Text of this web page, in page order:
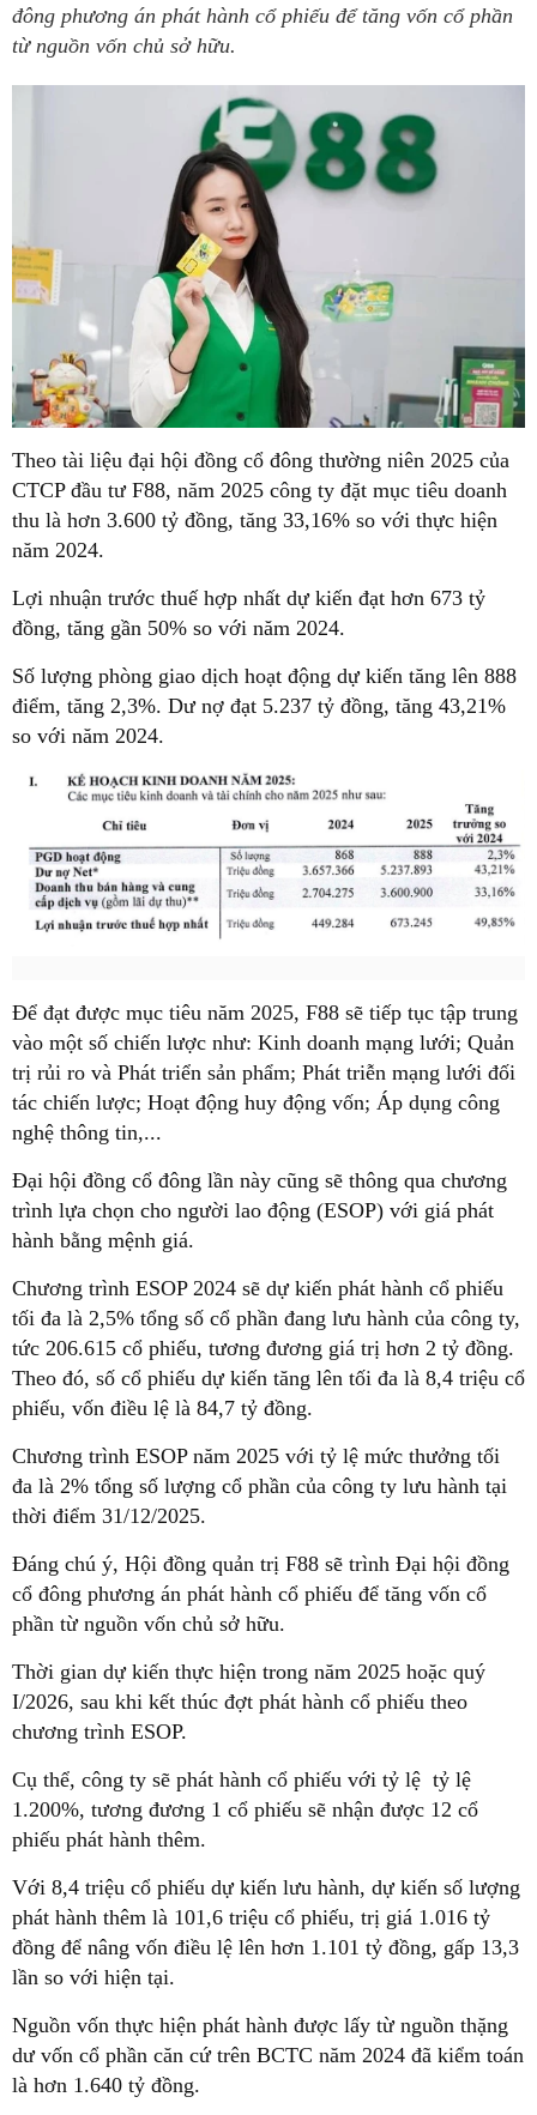
đông phương án phát hành cổ phiếu để tăng vốn cổ phần
từ nguồn vốn chủ sở hữu.
Theo tài liệu đại hội đồng cổ đông thường niên 2025 của
CTCP đầu tư F88, năm 2025 công ty đặt mục tiêu doanh
thu là hơn 3.600 tỷ đồng, tăng 33,16% so với thực hiện
năm 2024.
Lợi nhuận trước thuế hợp nhất dự kiến đạt hơn 673 tỷ
đồng, tăng gần 50% so với năm 2024.
Số lượng phòng giao dịch hoạt động dự kiến tăng lên 888
điểm, tăng 2,3%. Dư nợ đạt 5.237 tỷ đồng, tăng 43,21%
so với năm 2024.
Để đạt được mục tiêu năm 2025, F88 sẽ tiếp tục tập trung
vào một số chiến lược như: Kinh doanh mạng lưới; Quản
trị rủi ro và Phát triển sản phẩm; Phát triễn mạng lưới đối
tác chiến lược; Hoạt động huy động vốn; Áp dụng công
nghệ thông tin,...
Đại hội đồng cổ đông lần này cũng sẽ thông qua chương
trình lựa chọn cho người lao động (ESOP) với giá phát
hành bằng mệnh giá.
Chương trình ESOP 2024 sẽ dự kiến phát hành cổ phiếu
tối đa là 2,5% tổng số cổ phần đang lưu hành của công ty,
tức 206.615 cổ phiếu, tương đương giá trị hơn 2 tỷ đồng.
Theo đó, số cổ phiếu dự kiến tăng lên tối đa là 8,4 triệu cổ
phiếu, vốn điều lệ là 84,7 tỷ đồng.
Chương trình ESOP năm 2025 với tỷ lệ mức thưởng tối
đa là 2% tổng số lượng cổ phần của công ty lưu hành tại
thời điểm 31/12/2025.
Đáng chú ý, Hội đồng quản trị F88 sẽ trình Đại hội đồng
cổ đông phương án phát hành cổ phiếu để tăng vốn cổ
phần từ nguồn vốn chủ sở hữu.
Thời gian dự kiến thực hiện trong năm 2025 hoặc quý
I/2026, sau khi kết thúc đợt phát hành cổ phiếu theo
chương trình ESOP.
Cụ thể, công ty sẽ phát hành cổ phiếu với tỷ lệ tỷ lệ
1.200%, tương đương 1 cổ phiếu sẽ nhận được 12 cổ
phiếu phát hành thêm.
Với 8,4 triệu cổ phiếu dự kiến lưu hành, dự kiến số lượng
phát hành thêm là 101,6 triệu cổ phiếu, trị giá 1.016 tỷ
đồng để nâng vốn điều lệ lên hơn 1.101 tỷ đồng, gấp 13,3
lần so với hiện tại.
Nguồn vốn thực hiện phát hành được lấy từ nguồn thặng
dư vốn cổ phần căn cứ trên BCTC năm 2024 đã kiểm toán
là hơn 1.640 tỷ đồng.